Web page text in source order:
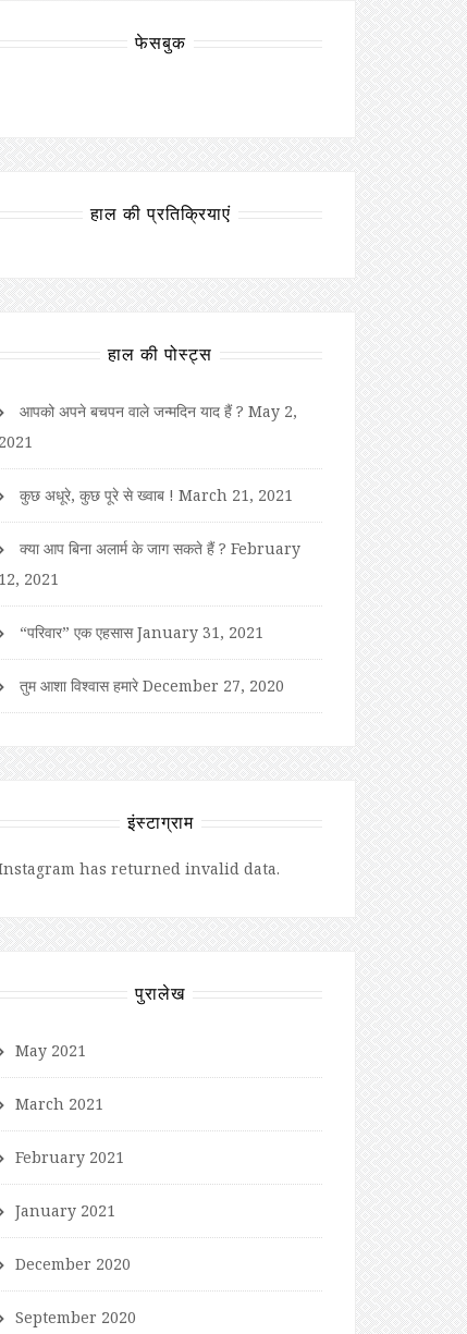
फेसबुक
हाल की प्रतिक्रियाएं
हाल की पोस्ट्स
आपको अपने बचपन वाले जन्मदिन याद हैं ? May 2,
2021
कुछ अधूरे, कुछ पूरे से ख्वाब ! March 21, 2021
क्या आप बिना अलार्म के जाग सकते हैं ? February
12, 2021
“परिवार” एक एहसास January 31, 2021
तुम आशा विश्वास हमारे December 27, 2020
इंस्टाग्राम
has returned invalid data.
पुरालेख
May 2021
March 2021
February 2021
January 2021
December 2020
September 2020